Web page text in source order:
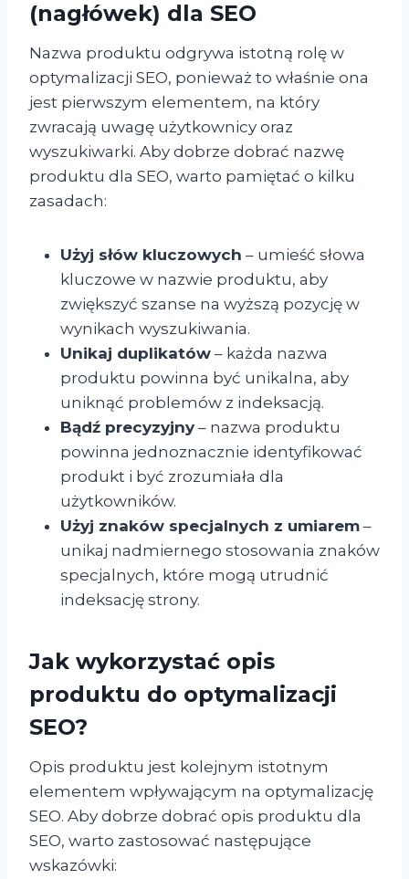
(nagłówek) dla SEO
Nazwa produktu odgrywa istotną rolę w
optymalizacji SEO, ponieważ to właśnie ona
jest pierwszym elementem, na który
zwracają uwagę użytkownicy oraz
wyszukiwarki. Aby dobrze dobrać nazwę
produktu dla SEO, warto pamiętać o kilku
zasadach:
Użyj słów kluczowych – umieść słowa
kluczowe w nazwie produktu, aby
zwiększyć szanse na wyższą pozycję w
wynikach wyszukiwania.
Unikaj duplikatów – każda nazwa
produktu powinna być unikalna, aby
uniknąć problemów z indeksacją.
Bądź precyzyjny – nazwa produktu
powinna jednoznacznie identyfikować
produkt i być zrozumiała dla
użytkowników.
Użyj znaków specjalnych z umiarem –
unikaj nadmiernego stosowania znaków
specjalnych, które mogą utrudnić
indeksację strony.
Jak wykorzystać opis
produktu do optymalizacji
SEO?
Opis produktu jest kolejnym istotnym
elementem wpływającym na optymalizację
SEO. Aby dobrze dobrać opis produktu dla
SEO, warto zastosować następujące
wskazówki: